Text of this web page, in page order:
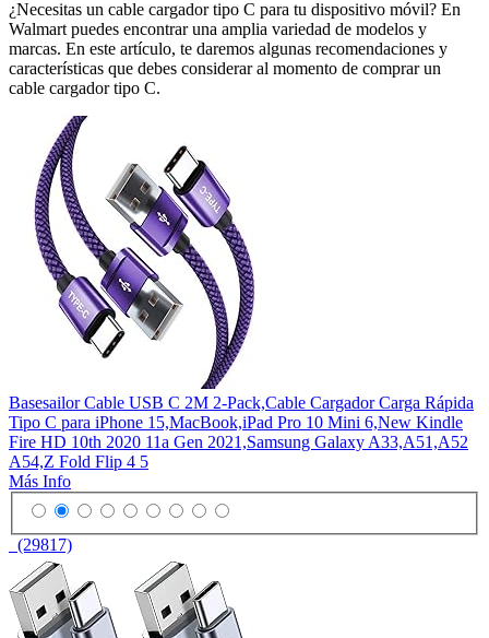
¿Necesitas un cable cargador tipo C para tu dispositivo móvil? En
Walmart puedes encontrar una amplia variedad de modelos y
marcas. En este artículo, te daremos algunas recomendaciones y
características que debes considerar al momento de comprar un
cable cargador tipo C.
Basesailor Cable USB C 2M 2-Pack,Cable Cargador Carga Rápida
Tipo C para iPhone 15,MacBook,iPad Pro 10 Mini 6,New Kindle
Fire HD 10th 2020 11a Gen 2021,Samsung Galaxy A33,A51,A52
A54,Z Fold Flip 4 5
Más Info
(29817)